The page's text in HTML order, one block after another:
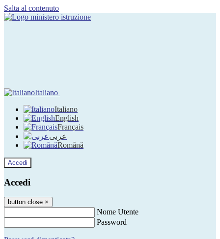
Salta al contenuto
Italiano
Italiano
English
Français
عربى
Română
Accedi
Accedi
button close ×
Nome Utente
Password